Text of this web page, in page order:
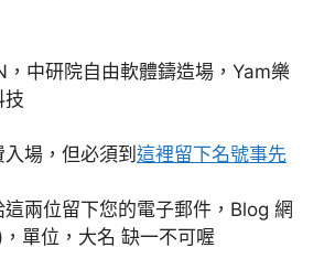
，中研院自由軟體鑄造場，Yam樂
技
場，但必須到 這裡留下名號事先
兩位留下您的電子郵件，Blog 網
單位，大名 缺一不可喔